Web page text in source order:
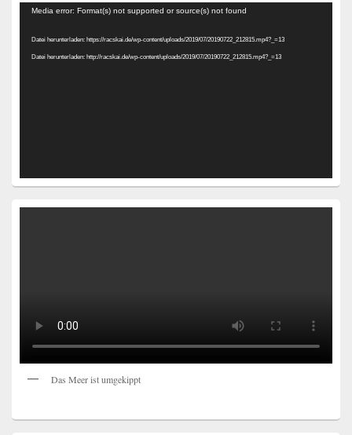
Video-
Media error: Format(s) not supported or source(s) not found
Datei herunterladen: https://racskai.de/wp-content/uploads/2019/07/20190722_212815.mp4?_=13
Datei herunterladen: http://racskai.de/wp-content/uploads/2019/07/20190722_212815.mp4?_=13
Das Meer ist umgekippt